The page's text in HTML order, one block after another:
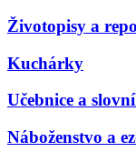
Životopisy a
Kuchárky
Učebnice a
Náboženstvo a